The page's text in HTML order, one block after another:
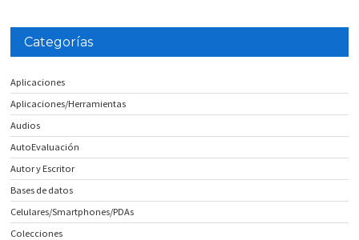
Categorías
Aplicaciones
Aplicaciones/Herramientas
Audios
AutoEvaluación
Autor y Escritor
Bases de datos
Celulares/Smartphones/PDAs
Colecciones